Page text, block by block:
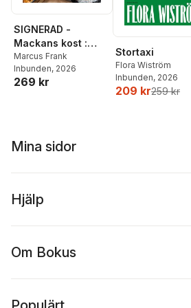
Helander,Jan
Lumholdt,Åsa Nilsonne
Magnus Bunnskog
SIGNERAD -
Mackans kost :
Middagar och
matlådor
Marcus Frank
Inbunden, 2026
269 kr
Stortaxi
Flora Wiström
Inbunden, 2026
209 kr259 kr
Mina sidor
Hjälp
Om Bokus